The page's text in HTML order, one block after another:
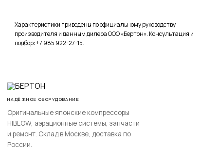
Характеристики приведены по официальному руководству
производителя и данным дилера ООО «Бертон». Консультация и
подбор: +7 985 922-27-15.
НАДЁЖНОЕ ОБОРУДОВАНИЕ
Оригинальные японские компрессоры
HIBLOW, аэрационные системы, запчасти
и ремонт. Склад в Москве, доставка по
России.